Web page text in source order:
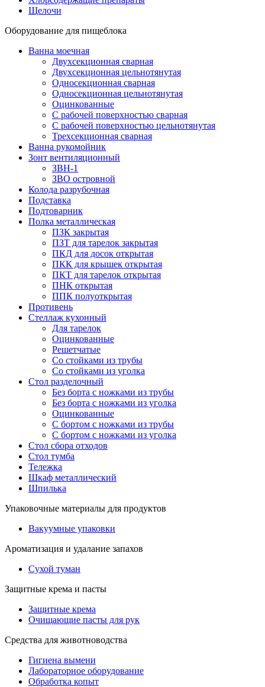
Щелочи
Оборудование для пищеблока
Ванна моечная
Двухсекционная сварная
Двухсекционная цельнотянутая
Односекционная сварная
Односекционная цельнотянутая
Оцинкованные
С рабочей поверхностью сварная
С рабочей поверхностью цельнотянутая
Трехсекционная сварная
Ванна рукомойник
Зонт вентиляционный
ЗВН-1
ЗВО островной
Колода разрубочная
Подставка
Подтоварник
Полка металлическая
ПЗК закрытая
ПЗТ для тарелок закрытая
ПКД для досок открытая
ПКК для крышек открытая
ПКТ для тарелок открытая
ПНК открытая
ППК полуоткрытая
Противень
Стеллаж кухонный
Для тарелок
Оцинкованные
Решетчатые
Со стойками из трубы
Со стойками из уголка
Стол разделочный
Без борта с ножками из трубы
Без борта с ножками из уголка
Оцинкованные
С бортом с ножками из трубы
С бортом с ножками из уголка
Стол сбора отходов
Стол тумба
Тележка
Шкаф металлический
Шпилька
Упаковочные материалы для продуктов
Вакуумные упаковки
Ароматизация и удалание запахов
Сухой туман
Защитные крема и пасты
Защитные крема
Очищающие пасты для рук
Средства для животноводства
Гигиена вымени
Лабораторное оборудование
Обработка копыт